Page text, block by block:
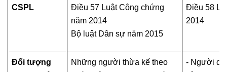
CSPL
Điều 57 Luật Công chứng
năm 2014
Bộ luật Dân sự năm 2015
Điều 58
2014
Đối tượng
Những người thừa kế theo
- Người